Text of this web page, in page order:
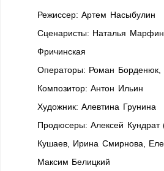
Режиссер: Артем Насыбулин
Сценаристы: Наталья
Фричинская
Операторы: Роман
Композитор: Антон Ильин
Художник: Алевтина Грунина
Продюсеры: Алексей Кундрат
Кушаев, Ирина Смирнова,
Максим Белицкий